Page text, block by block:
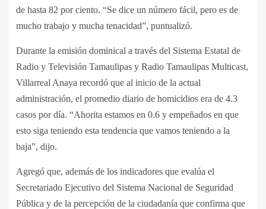
de hasta 82 por ciento. “Se dice un número fácil, pero es de
mucho trabajo y mucha tenacidad”, puntualizó.
Durante la emisión dominical a través del Sistema Estatal de
Radio y Televisión Tamaulipas y Radio Tamaulipas Multicast,
Villarreal Anaya recordó que al inicio de la actual
administración, el promedio diario de homicidios era de 4.3
casos por día. “Ahorita estamos en 0.6 y empeñados en que
esto siga teniendo esta tendencia que vamos teniendo a la
baja”, dijo.
Agregó que, además de los indicadores que evalúa el
Secretariado Ejecutivo del Sistema Nacional de Seguridad
Pública y de la percepción de la ciudadanía que confirma que